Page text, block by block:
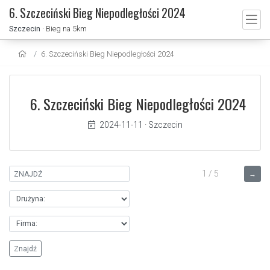
6. Szczeciński Bieg Niepodległości 2024
Szczecin · Bieg na 5km
6. Szczeciński Bieg Niepodległości 2024
6. Szczeciński Bieg Niepodległości 2024
2024-11-11 · Szczecin
→
1 / 5